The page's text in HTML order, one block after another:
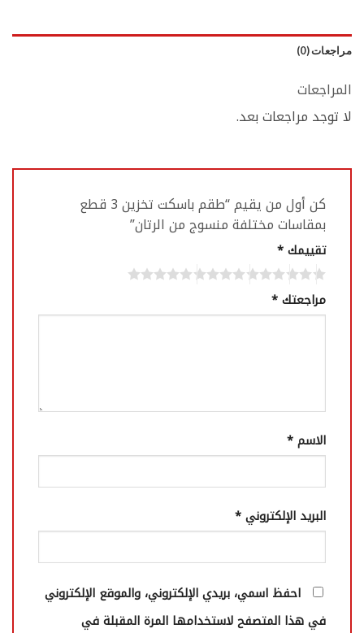
مراجعات (0)
المراجعات
لا توجد مراجعات بعد.
كن أول من يقيم “طقم باسكت تخزين 3 قطع
بمقاسات مختلفة منسوج من الرتان”
تقييمك*
مراجعتك*
الاسم*
البريد الإلكتروني*
احفظ اسمي، بريدي الإلكتروني، والموقع الإلكتروني
في هذا المتصفح لاستخدامها المرة المقبلة في